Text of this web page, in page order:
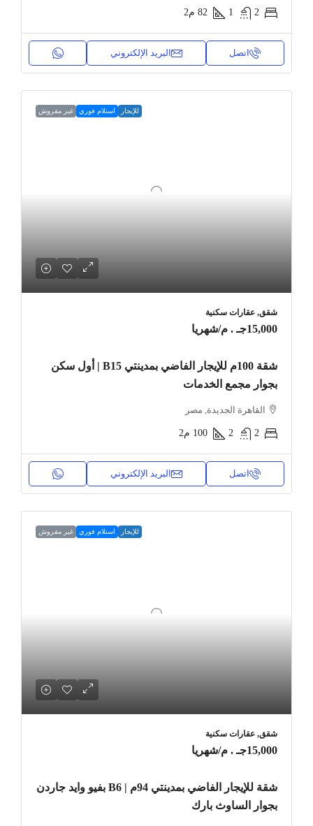
2
1
82 م2
اتصل البريد الإلكتروني
للإيجار استلام فوري غير مفروش
شقق, عقارات سكنية
15,000جـ . م /شهريا
شقة 100م للإيجار الفاضي بمدينتي B15 | أول سكن
بجوار مجمع الخدمات
القاهرة الجديدة, مصر
2
2
100 م2
اتصل البريد الإلكتروني
للإيجار استلام فوري غير مفروش
شقق, عقارات سكنية
15,000جـ . م /شهريا
شقة للإيجار الفاضي بمدينتي 94م | B6 بفيو وايد جاردن
بجوار الساوث بارك